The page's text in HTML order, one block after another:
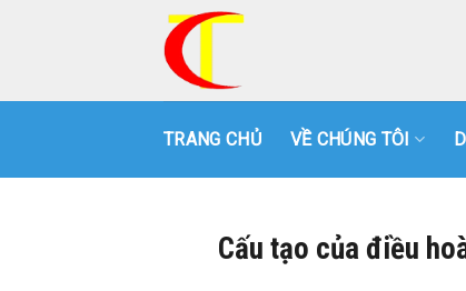
TRANG CHỦ VỀ CHÚNG TÔI
Cấu tạo của điều